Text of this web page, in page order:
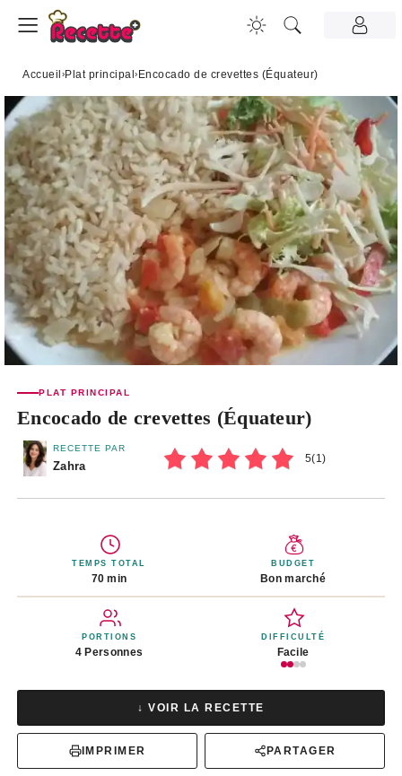
Accueil ›Plat principal › Encocado de crevettes (Équateur)
PLAT PRINCIPAL
Encocado de crevettes (Équateur)
RECETTE PAR
Zahra
5(1)
TEMPS TOTAL
70 min
BUDGET
Bon marché
PORTIONS
4 Personnes
DIFFICULTÉ
Facile
↓ VOIR LA RECETTE
IMPRIMER PARTAGER